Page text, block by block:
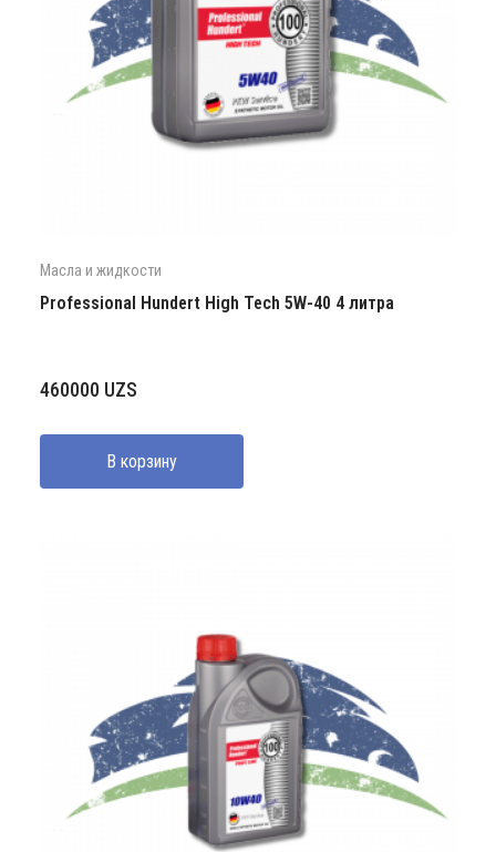
Масла и жидкости
Professional Hundert High Tech 5W-40 4 литра
460000 UZS
В корзину